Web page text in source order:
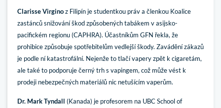
Clarisse Virginoz Filipín je studentkou práv a členkou Koalice
zastánců snižování škod způsobených tabákem v asijsko-
pacifickém regionu (CAPHRA). Účastníkům GFN řekla, že
prohibice způsobuje spotřebitelům vedlejší škody. Zavádění zákazů
je podle ní katastrofální. Nejenže to tlačí vapery zpět k cigaretám,
ale také to podporuje černý trh s vapingem, což může vést k
prodeji nebezpečných materiálů nic netušícím vaperům.
Dr. Mark Tyndall (Kanada) je profesorem na UBC School of